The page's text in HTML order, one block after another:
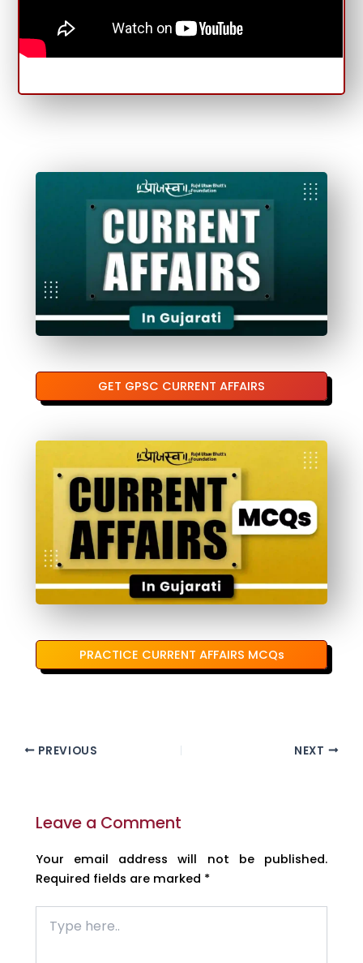
GET GPSC CURRENT AFFAIRS
PRACTICE CURRENT AFFAIRS MCQs
PREVIOUS NEXT
Leave a Comment
Your email address will not be published.
Required fields are marked *
here..